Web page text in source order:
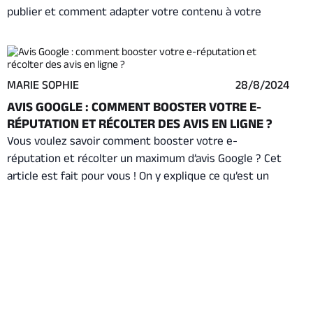
publier et comment adapter votre contenu à votre
une entreprise ou un professionnel, nous vous
dévoilons les secrets d’une stratégie LinkedIn efficace,
des formats de posts à privilégier aux moments clés
faites décoller vos publications !
MARIE SOPHIE 28/8/2024
AVIS GOOGLE : COMMENT BOOSTER VOTRE E-
RÉPUTATION ET RÉCOLTER DES AVIS EN LIGNE ?
Vous voulez savoir comment booster votre e-
réputation et récolter un maximum d’avis Google ? Cet
article est fait pour vous ! On y explique ce qu’est un